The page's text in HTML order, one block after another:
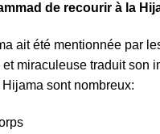
de recourir à la
ait été mentionnée par
miraculeuse traduit son
sont nombreux: